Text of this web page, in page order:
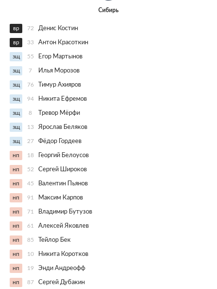
Сибирь
вр 72 Денис Костин
вр 33 Антон Красоткин
зщ 55 Егор Мартынов
зщ 7 Илья Морозов
зщ 76 Тимур Ахияров
зщ 94 Никита Ефремов
зщ 8 Тревор Мёрфи
зщ 13 Ярослав Беляков
зщ 27 Фёдор Гордеев
нп 18 Георгий Белоусов
нп 52 Сергей Широков
нп 45 Валентин Пьянов
нп 91 Максим Карпов
нп 71 Владимир Бутузов
нп 61 Алексей Яковлев
нп 85 Тейлор Бек
нп 10 Никита Коротков
нп 19 Энди Андреофф
нп 87 Сергей Дубакин